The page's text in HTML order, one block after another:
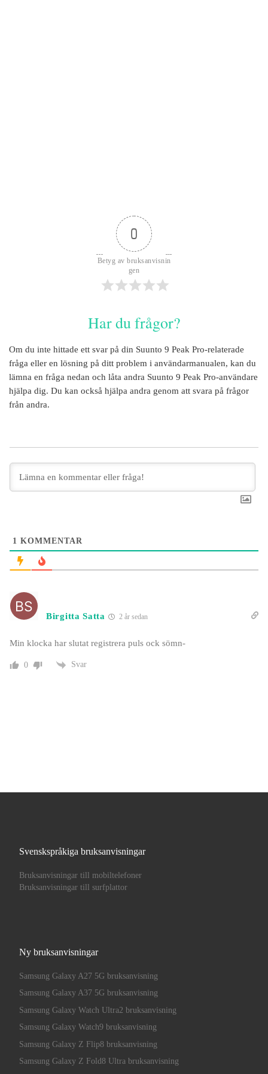
0
Betyg av bruksanvisnin
gen
Har du frågor?
Om du inte hittade ett svar på din Suunto 9 Peak Pro-relaterade
fråga eller en lösning på ditt problem i användarmanualen, kan du
lämna en fråga nedan och låta andra Suunto 9 Peak Pro-användare
hjälpa dig. Du kan också hjälpa andra genom att svara på frågor
från andra.
1 KOMMENTAR
Birgitta Satta 2 år sedan
Min klocka har slutat registrera puls ock sömn-
0 Svar
Svenskspråkiga bruksanvisningar
Bruksanvisningar till mobiltelefoner
Bruksanvisningar till surfplattor
Ny bruksanvisningar
Samsung Galaxy A27 5G bruksanvisning
Samsung Galaxy A37 5G bruksanvisning
Samsung Galaxy Watch Ultra2 bruksanvisning
Samsung Galaxy Watch9 bruksanvisning
Samsung Galaxy Z Flip8 bruksanvisning
Samsung Galaxy Z Fold8 Ultra bruksanvisning